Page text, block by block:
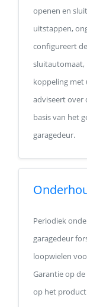
openen en
uitstappen,
configureert
sluitautomaat,
koppeling met
adviseert over
basis van het
garagedeur.
Periodiek
garagedeur
loopwielen
Garantie op
op het